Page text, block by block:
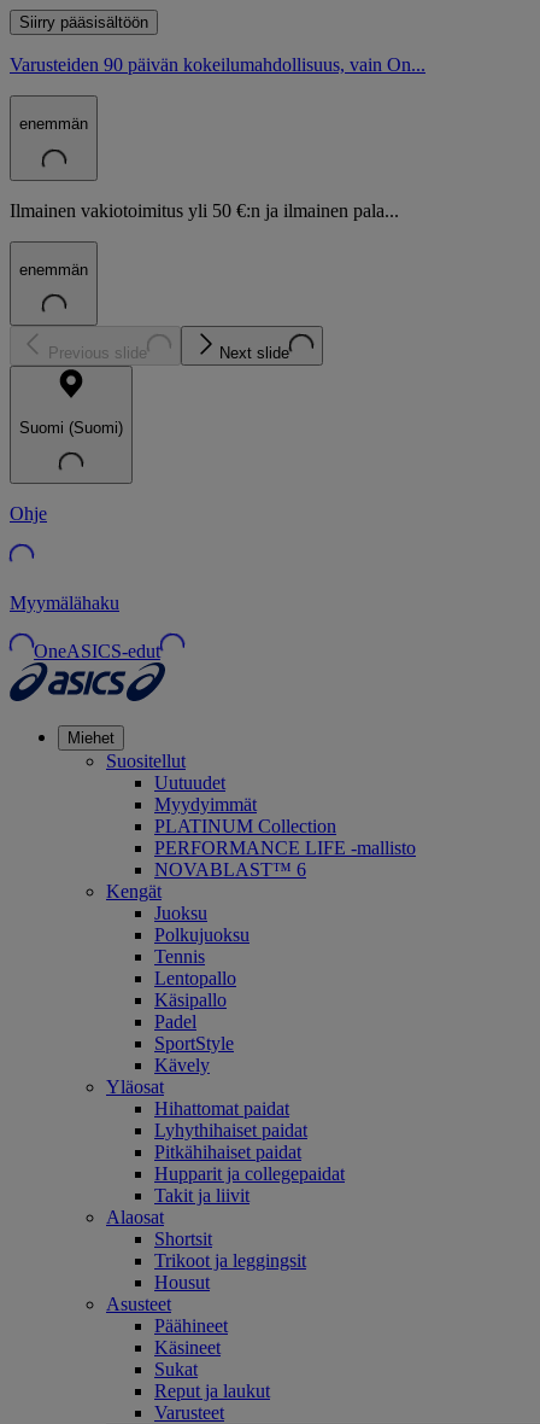
Siirry pääsisältöön
Varusteiden 90 päivän kokeilumahdollisuus, vain On...
enemmän
Ilmainen vakiotoimitus yli 50 €:n ja ilmainen pala...
enemmän
Previous slide Next slide
Suomi (Suomi)
Ohje
Myymälähaku
OneASICS-edut
Miehet
Suositellut
Uutuudet
Myydyimmät
PLATINUM Collection
PERFORMANCE LIFE -mallisto
NOVABLAST™ 6
Kengät
Juoksu
Polkujuoksu
Tennis
Lentopallo
Käsipallo
Padel
SportStyle
Kävely
Yläosat
Hihattomat paidat
Lyhythihaiset paidat
Pitkähihaiset paidat
Hupparit ja collegepaidat
Takit ja liivit
Alaosat
Shortsit
Trikoot ja leggingsit
Housut
Asusteet
Päähineet
Käsineet
Sukat
Reput ja laukut
Varusteet